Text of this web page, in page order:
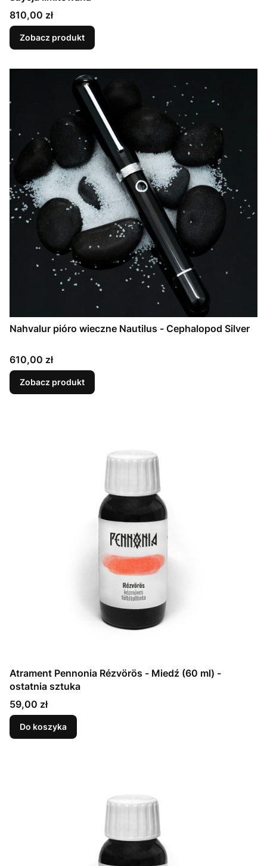
Cena
810,00 zł
Zobacz produkt
Nahvalur pióro wieczne Nautilus - Cephalopod Silver
Cena
610,00 zł
Zobacz produkt
Atrament Pennonia Rézvörös - Miedź (60 ml) -
ostatnia sztuka
Cena
59,00 zł
Do koszyka